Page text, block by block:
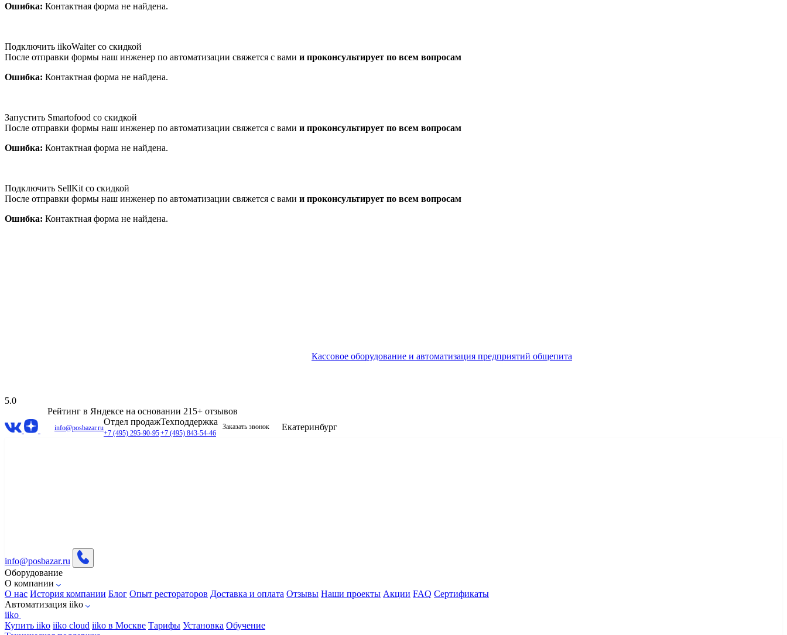
Ошибка: Контактная форма не найдена.
Подключить iikoWaiter со скидкой
После отправки формы наш инженер по автоматизации свяжется с вами и проконсультирует по всем вопросам
Ошибка: Контактная форма не найдена.
Запустить Smartofood со скидкой
После отправки формы наш инженер по автоматизации свяжется с вами и проконсультирует по всем вопросам
Ошибка: Контактная форма не найдена.
Подключить SellKit со скидкой
После отправки формы наш инженер по автоматизации свяжется с вами и проконсультирует по всем вопросам
Ошибка: Контактная форма не найдена.
Кассовое оборудование и автоматизация предприятий общепита
5.0
Рейтинг в Яндексе на основании 215+ отзывов
info@posbazar.ru
Отдел продаж
+7 (495) 295-90-95
Техподдержка
+7 (495) 843-54-46
Заказать звонок Екатеринбург
info@posbazar.ru
Оборудование
О компании
О нас История компании Блог Опыт рестораторов Доставка и оплата Отзывы Наши проекты Акции FAQ Сертификаты
Автоматизация iiko
iiko
Купить iiko iiko cloud iiko в Москве Тарифы Установка Обучение